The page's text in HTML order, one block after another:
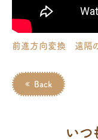
前進方向変換 遠隔の
Back
いつ